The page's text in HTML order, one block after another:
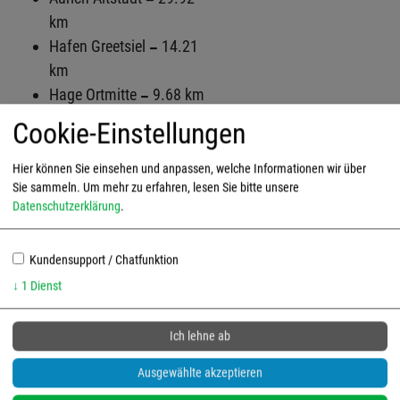
km
Hafen Greetsiel
14.21
km
Hage Ortmitte
9.68 km
Nord Apotheke
3.64 km
Bewertungen und Lage
(insbesondere meiner IP-Adresse) und deren
Maps und/oder OpenStreetMaps zu, um die Karte
anzuzeigen.
Mehr erfahren
Cookie-Einstellungen
Hier können Sie einsehen und anpassen, welche Informationen wir über
Sie sammeln. Um mehr zu erfahren, lesen Sie bitte unsere
Datenschutzerklärung.
Kundensupport / Chatfunktion
↓ 1 Dienst
Ich lehne ab
Ausgewählte akzeptieren